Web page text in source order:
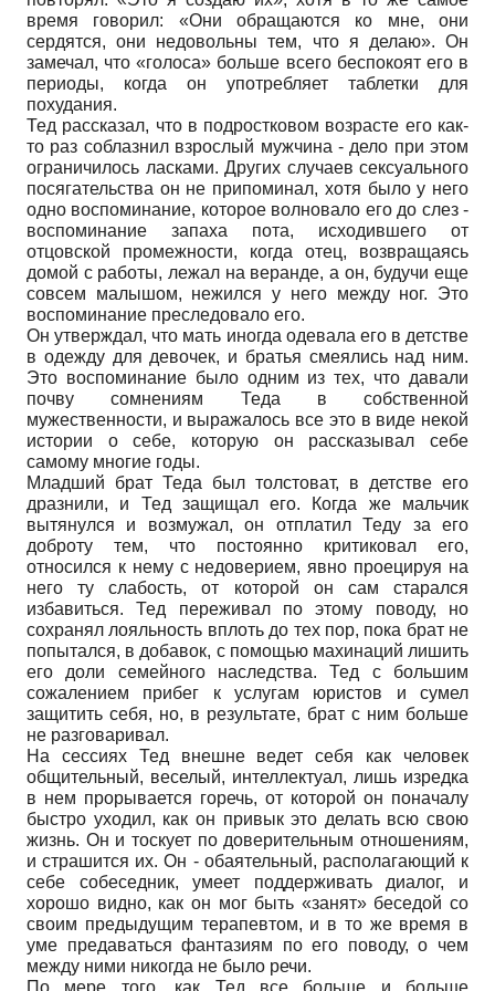
время говорил: «Они обращаются ко мне, они
сердятся, они недовольны тем, что я делаю». Он
замечал, что «голоса» больше всего беспокоят его в
периоды, когда он употребляет таблетки для
похудания.
Тед рассказал, что в подростковом возрасте его как-
то раз соблазнил взрослый мужчина - дело при этом
ограничилось ласками. Других случаев сексуального
посягательства он не припоминал, хотя было у него
одно воспоминание, которое волновало его до слез -
воспоминание запаха пота, исходившего от
отцовской промежности, когда отец, возвращаясь
домой с работы, лежал на веранде, а он, будучи еще
совсем малышом, нежился у него между ног. Это
воспоминание преследовало его.
Он утверждал, что мать иногда одевала его в детстве
в одежду для девочек, и братья смеялись над ним.
Это воспоминание было одним из тех, что давали
почву сомнениям Теда в собственной
мужественности, и выражалось все это в виде некой
истории о себе, которую он рассказывал себе
самому многие годы.
Младший брат Теда был толстоват, в детстве его
дразнили, и Тед защищал его. Когда же мальчик
вытянулся и возмужал, он отплатил Теду за его
доброту тем, что постоянно критиковал его,
относился к нему с недоверием, явно проецируя на
него ту слабость, от которой он сам старался
избавиться. Тед переживал по этому поводу, но
сохранял лояльность вплоть до тех пор, пока брат не
попытался, в добавок, с помощью махинаций лишить
его доли семейного наследства. Тед с большим
сожалением прибег к услугам юристов и сумел
защитить себя, но, в результате, брат с ним больше
не разговаривал.
На сессиях Тед внешне ведет себя как человек
общительный, веселый, интеллектуал, лишь изредка
в нем прорывается горечь, от которой он поначалу
быстро уходил, как он привык это делать всю свою
жизнь. Он и тоскует по доверительным отношениям,
и страшится их. Он - обаятельный, располагающий к
себе собеседник, умеет поддерживать диалог, и
хорошо видно, как он мог быть «занят» беседой со
своим предыдущим терапевтом, и в то же время в
уме предаваться фантазиям по его поводу, о чем
между ними никогда не было речи.
По мере того, как Тед все больше и больше